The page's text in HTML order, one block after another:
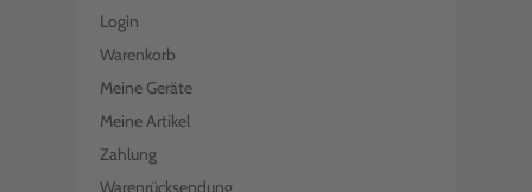
Login
Warenkorb
Meine Geräte
Meine Artikel
Zahlung
Warenrücksendung